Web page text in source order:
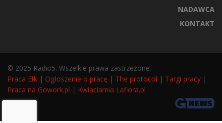
NADAWCA
KONTAKT
© 2025 Radio5. Wszelkie prawa zastrzeżone.
Praca Ełk | Ogłoszenie o pracę | The protocol | Targi pracy |
Praca na Gowork.pl | Kwiaciarnia Laflora.pl